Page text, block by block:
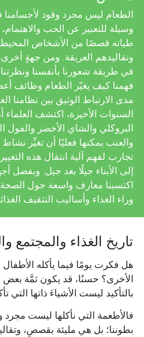
n
g
M
n
d
s
i
e
w
e
r
s
الطعام ليس مجرد وقود
وسيلة للتعبير عن الحب
طياته قصصًا من الأشخاص
وتقاليدهم العريقة. ومن جهةٍ أخرى،
في طريقة شعورنا بأنفسنا ونظرتنا
فهمنا كيف يغيّر الطعام وظائف
مدى الارتباط الوثيق بين نظامنا
السنوات الأخيرة، اكتشف
البروكلي والشاي الأخضر والفول
والعنب يمكنها فعليًا أن تغيِّر نشاط
تجارب لفهم آلية انتقال هذه
إلى الأبناء جيلًا بعد جيل. وبفضل
اكتسبنا معارف واسعة حول الصحة
وراء الغذاء وأساليب التثقيف
تاريخ الغذاء والمجتمع
هل فكرت يومًا فيما يأكله الأطفال
الأخرى؟ حسنًا، قد يكون ثمَّة بعض
بالتأكيد ليست الأشياءَ ذاتها التي
فالأطعمة التي نأكلها ليست
بطوننا؛ بل هي مليئة بقصصٍ،